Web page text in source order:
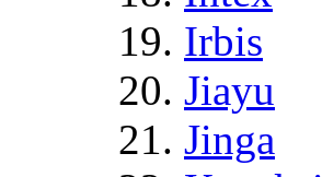
Irbis
Jiayu
Jinga